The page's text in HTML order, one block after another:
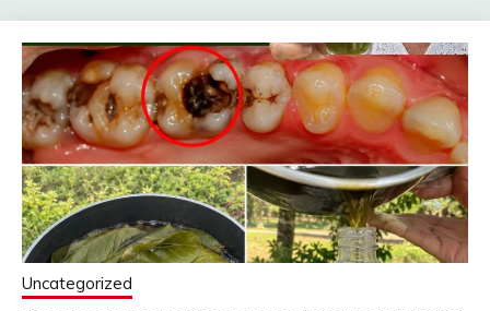
Uncategorized